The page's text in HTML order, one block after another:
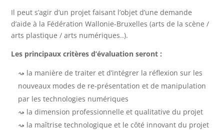
Il peut s’agir d’un projet faisant l’objet d’une demande
d’aide à la Fédération Wallonie-Bruxelles (arts de la scène /
arts plastique / arts numériques..).
Les principaux critères d’évaluation seront :
la manière de traiter et d’intégrer la réflexion sur les
nouveaux modes de re-présentation et de manipulation
par les technologies numériques
la dimension professionnelle et qualitative du projet
la maîtrise technologique et le côté innovant du projet